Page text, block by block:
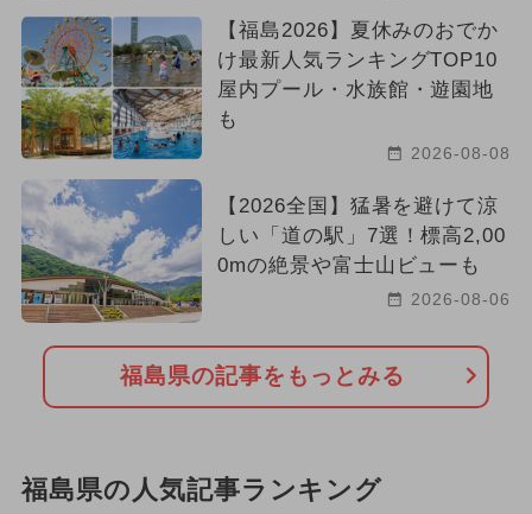
【福島2026】夏休みのおでか
け最新人気ランキングTOP10
屋内プール・水族館・遊園地
も
2026-08-08
【2026全国】猛暑を避けて涼
しい「道の駅」7選！標高2,00
0mの絶景や富士山ビューも
2026-08-06
福島県の記事をもっとみる
福島県の人気記事ランキング